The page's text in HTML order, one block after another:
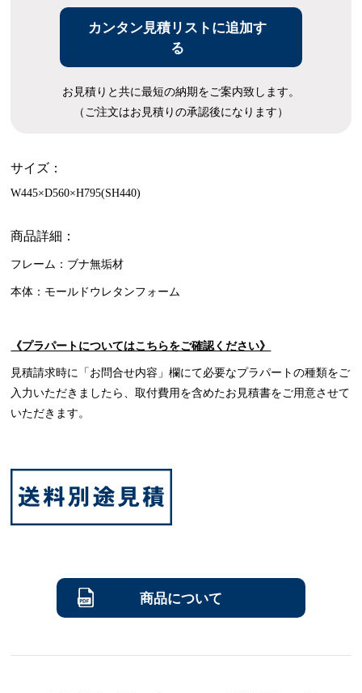
カンタン見積リストに追加す
る
お見積りと共に最短の納期をご案内致します。
（ご注文はお見積りの承認後になります）
サイズ：
W445×D560×H795(SH440)
商品詳細：
フレーム：ブナ無垢材
本体：モールドウレタンフォーム
《プラパートについてはこちらをご確認ください》
見積請求時に「お問合せ内容」欄にて必要なプラパートの種類をご
入力いただきましたら、取付費用を含めたお見積書をご用意させて
いただきます。
商品について